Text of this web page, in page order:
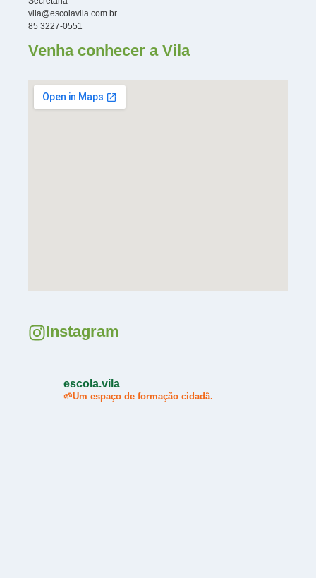
vila@escolavila.com.br
85 3227-0551
Venha conhecer a Vila
Instagram
escola.vila
🌱Um espaço de formação cidadã.